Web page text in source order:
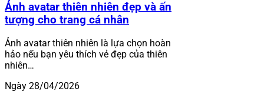
Ảnh avatar thiên nhiên đẹp và ấn
tượng cho trang cá nhân
Ảnh avatar thiên nhiên là lựa chọn hoàn
hảo nếu bạn yêu thích vẻ đẹp của thiên
nhiên…
Ngày 28/04/2026